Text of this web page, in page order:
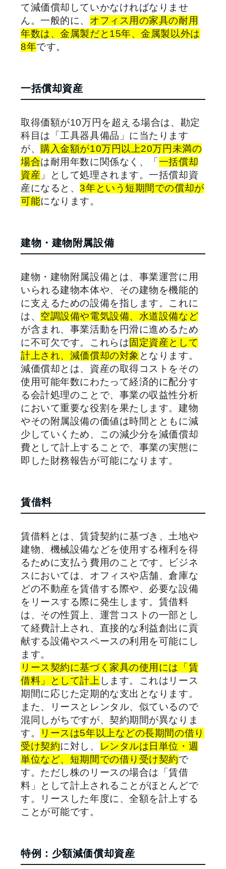
て減価償却していかなければなりませ
ん。一般的に、 オフィス用の家具の耐用
年数は、金属製だと15年、金属製以外は
8年です。
一括償却資産
取得価額が10万円を超える場合は、勘定
科目は「工具器具備品」に当たります
が、 購入金額が10万円以上20万円未満の
場合は耐用年数に関係なく、「 一括償却
資産 」として処理されます。一括償却資
産になると、3年という短期間での償却が
可能になります。
建物・建物附属設備
建物・建物附属設備とは、事業運営に用
いられる建物本体や、その建物を機能的
に支えるための設備を指します。これに
は、 空調設備や電気設備、水道設備など
が含まれ、事業活動を円滑に進めるため
に不可欠です。これらは固定資産として
計上され、減価償却の対象 となります。
減価償却とは、資産の取得コストをその
使用可能年数にわたって経済的に配分す
る会計処理のことで、事業の収益性分析
において重要な役割を果たします。建物
やその附属設備の価値は時間とともに減
少していくため、この減少分を減価償却
費として計上することで、事業の実態に
即した財務報告が可能になります。
賃借料
賃借料とは、賃貸契約に基づき、土地や
建物、機械設備などを使用する権利を得
るために支払う費用のことです。ビジネ
スにおいては、オフィスや店舗、倉庫な
どの不動産を賃借する際や、必要な設備
をリースする際に発生します。賃借料
は、その性質上、運営コストの一部とし
て経費計上され、直接的な利益創出に貢
献する設備やスペースの利用を可能にし
ます。
リース契約に基づく家具の使用には「賃
借料」として計上 します。これはリース
期間に応じた定期的な支出となります。
また、リースとレンタル、似ているので
混同しがちですが、契約期間が異なりま
す。
リースは5年以上などの長期間の借り
受け契約に対し、
レンタルは日単位・週
単位など、短期間での借り受け契約で
す。ただし株のリースの場合は「賃借
料」として計上されることがほとんどで
す。リースした年度に、全額を計上する
ことが可能です。
特例：少額減価償却資産